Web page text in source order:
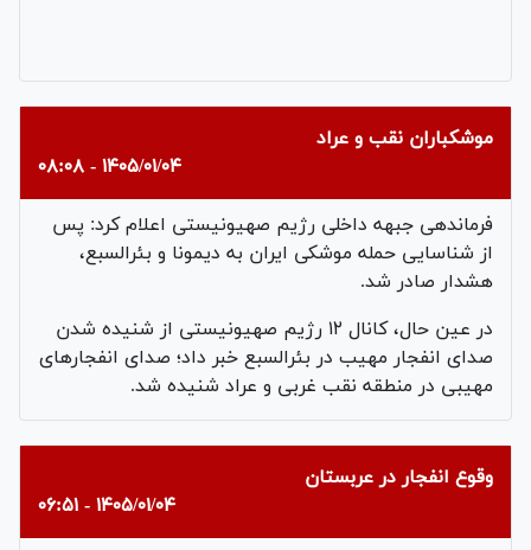
موشکباران نقب و عراد
۱۴۰۵/۰۱/۰۴ - ۰۸:۰۸
فرماندهی جبهه داخلی رژیم صهیونیستی اعلام کرد: پس
از شناسایی حمله موشکی ایران به دیمونا و بئرالسبع،
هشدار صادر شد.
در عین حال، کانال ۱۲ رژیم صهیونیستی از شنیده شدن
صدای انفجار مهیب در بئرالسبع خبر داد؛ صدای انفجارهای
مهیبی در منطقه نقب غربی و عراد شنیده شد.
وقوع انفجار در عربستان
۱۴۰۵/۰۱/۰۴ - ۰۶:۵۱